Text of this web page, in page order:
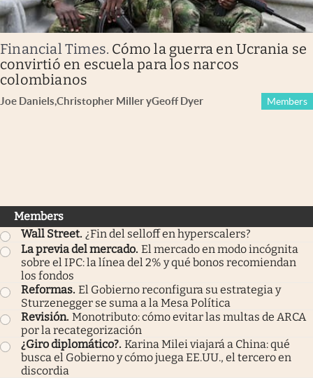
Financial Times. Cómo la guerra en Ucrania se
convirtió en escuela para los narcos
colombianos
Joe Daniels,Christopher MilleryGeoff Dyer Members
Members
Wall Street. ¿Fin del selloff en hyperscalers?
La previa del mercado. El mercado en modo incógnita
sobre el IPC: la línea del 2% y qué bonos recomiendan
los fondos
Reformas. El Gobierno reconfigura su estrategia y
Sturzenegger se suma a la Mesa Política
Revisión. Monotributo: cómo evitar las multas de ARCA
por la recategorización
¿Giro diplomático?. Karina Milei viajará a China: qué
busca el Gobierno y cómo juega EE.UU., el tercero en
discordia